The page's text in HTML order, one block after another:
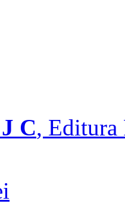
C, Editura